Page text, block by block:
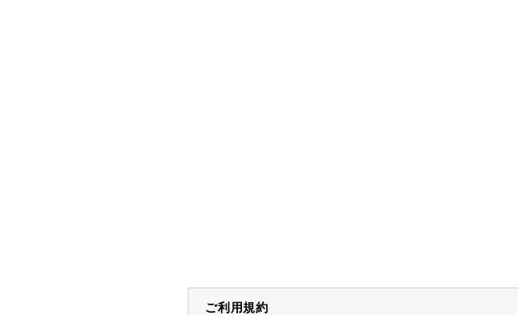
ご利用規約